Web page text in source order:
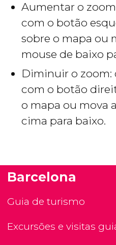
Aumentar o
com o botão
sobre o mapa ou
mouse de baixo
Diminuir o zoom:
com o botão
o mapa ou mova
cima para baixo.
Barcelona
Guia de turismo
Excursões e visitas